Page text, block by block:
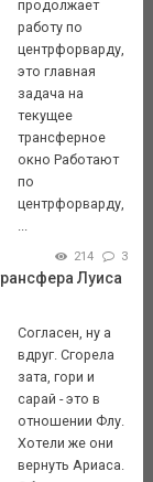
продолжает
работу по
центрфорварду,
это главная
задача на
текущее
трансферное
окно Работают
по
центрфорварду,
214 3
Луиса
Согласен, ну а
вдруг. Сгорела
зата, гори и
сарай - это в
отношении Флу.
Хотели же они
вернуть Ариаса.